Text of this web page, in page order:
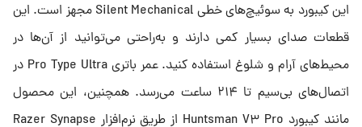
این کیبورد به سوئیچ‌های خطی Silent Mechanical مجهز است. این
قطعات صدای بسیار کمی دارند و به‌راحتی می‌توانید از آن‌ها در
محیط‌های آرام و شلوغ استفاده کنید. عمر باتری Pro Type Ultra در
اتصال‌های بی‌سیم تا ۲۱۴ ساعت می‌رسد. همچنین، این محصول
مانند کیبورد Huntsman V۳ Pro از طریق نرم‌افزار Razer Synapse